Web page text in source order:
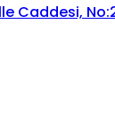
Caddesi,